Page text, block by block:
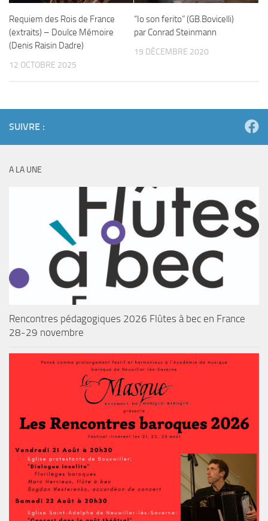
Requiem des Rois de France
(extraits) – Doulce Mémoire
(Denis Raisin Dadre)
12 OCTOBRE 2025
“Io son ferito” (GB.Bovicelli)
par Conrad Steinmann
19 DÉCEMBRE 2020
SUIVRE :
A LA UNE
Rencontres pédagogiques 2026 Flûtes à bec en France
28-29 novembre